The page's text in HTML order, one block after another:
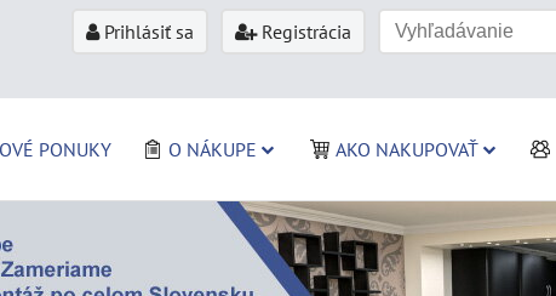
Prihlásiť sa Registrácia
PONUKY O NÁKUPE AKO NAKUPOVAŤ